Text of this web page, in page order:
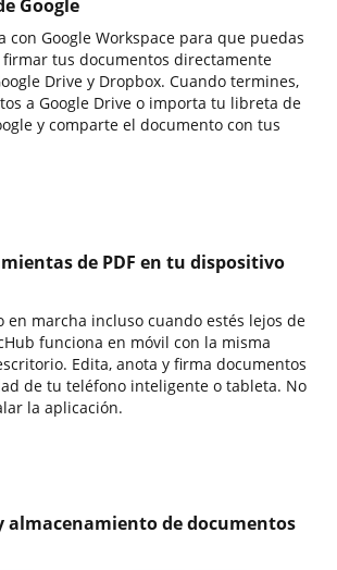
Google
con Google Workspace para que puedas
tus documentos directamente
Drive y Dropbox. Cuando termines,
a Google Drive o importa tu libreta de
y comparte el documento con tus
de PDF en tu dispositivo
marcha incluso cuando estés lejos de
funciona en móvil con la misma
Edita, anota y firma documentos
de tu teléfono inteligente o tableta. No
la aplicación.
almacenamiento de documentos